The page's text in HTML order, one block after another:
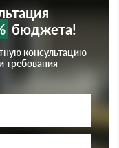
бюджета!
консультацию
требования